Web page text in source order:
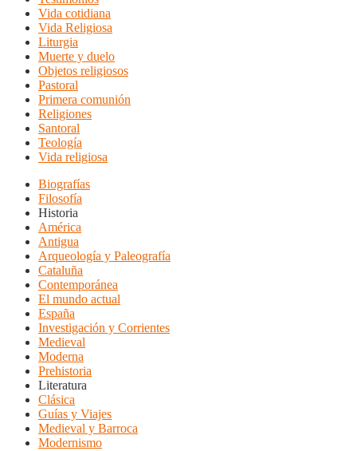
Vida cotidiana
Vida Religiosa
Liturgia
Muerte y duelo
Objetos religiosos
Pastoral
Primera comunión
Religiones
Santoral
Teología
Vida religiosa
Biografías
Filosofía
Historia
América
Antigua
Arqueología y Paleografía
Cataluña
Contemporánea
El mundo actual
España
Investigación y Corrientes
Medieval
Moderna
Prehistoria
Literatura
Clásica
Guías y Viajes
Medieval y Barroca
Modernismo